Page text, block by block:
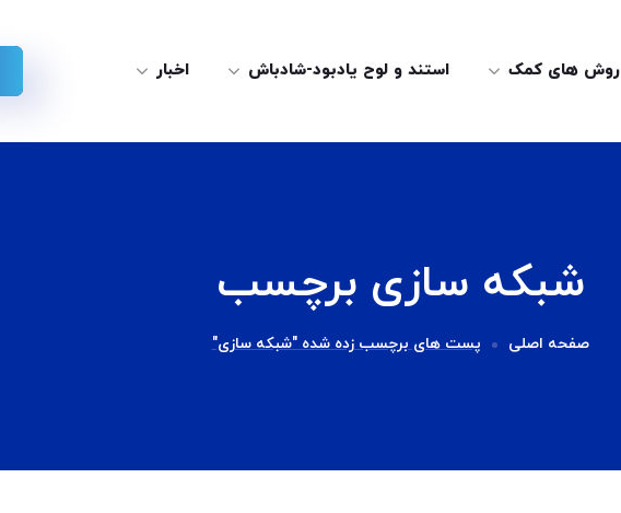
روش های کمک استند و لوح یادبود-شادباش اخبار
شبکه سازی برچسب
صفحه اصلی پست های برچسب زده شده "شبکه سازی"